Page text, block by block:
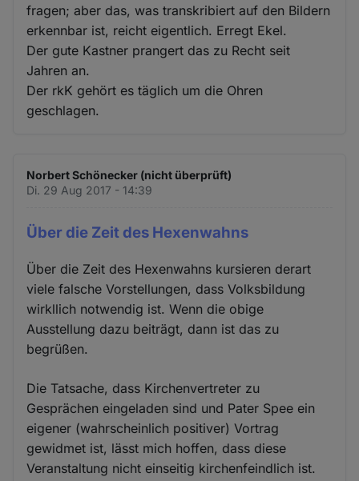
fragen; aber das, was transkribiert auf den Bildern
erkennbar ist, reicht eigentlich. Erregt Ekel.
Der gute Kastner prangert das zu Recht seit
Jahren an.
Der rkK gehört es täglich um die Ohren
geschlagen.
Norbert Schönecker (nicht überprüft)
Di. 29 Aug 2017 - 14:39
Über die Zeit des Hexenwahns
Über die Zeit des Hexenwahns kursieren derart
viele falsche Vorstellungen, dass Volksbildung
wirkllich notwendig ist. Wenn die obige
Ausstellung dazu beiträgt, dann ist das zu
begrüßen.
Die Tatsache, dass Kirchenvertreter zu
Gesprächen eingeladen sind und Pater Spee ein
eigener (wahrscheinlich positiver) Vortrag
gewidmet ist, lässt mich hoffen, dass diese
Veranstaltung nicht einseitig kirchenfeindlich ist.